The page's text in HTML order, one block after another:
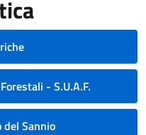
- S.U.A.F.
Sannio